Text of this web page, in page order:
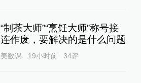
“制茶大师”“烹饪大师”称号接
连作废，要解决的是什么问题
美数课 19小时前 34评